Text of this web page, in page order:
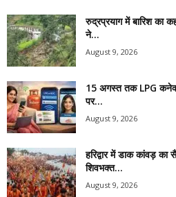
रुद्रप्रयाग में बारिश का
ने...
August 9, 2026
15 अगस्त तक LPG
पर...
August 9, 2026
हरिद्वार में डाक कांवड़
शिवभक्त...
August 9, 2026